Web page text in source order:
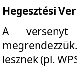
Hegesztési
A versenyt
lesznek (pl.